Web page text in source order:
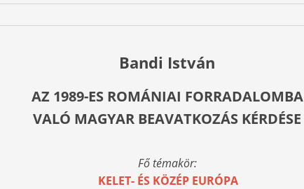
Bandi István
AZ 1989-ES ROMÁNIAI FORRADALOMBA
VALÓ MAGYAR BEAVATKOZÁS KÉRDÉSE
Fő témakör:
KELET- ÉS KÖZÉP EURÓPA